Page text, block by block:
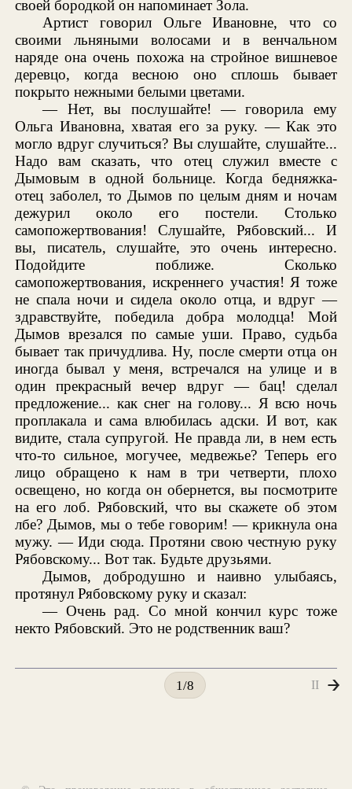
своей бородкой он напоминает Зола.
Артист говорил Ольге Ивановне, что со
своими льняными волосами и в венчальном
наряде она очень похожа на стройное вишневое
деревцо, когда весною оно сплошь бывает
покрыто нежными белыми цветами.
— Нет, вы послушайте! — говорила ему
Ольга Ивановна, хватая его за руку. — Как это
могло вдруг случиться? Вы слушайте, слушайте...
Надо вам сказать, что отец служил вместе с
Дымовым в одной больнице. Когда бедняжка-
отец заболел, то Дымов по целым дням и ночам
дежурил около его постели. Столько
самопожертвования! Слушайте, Рябовский... И
вы, писатель, слушайте, это очень интересно.
Подойдите поближе. Сколько
самопожертвования, искреннего участия! Я тоже
не спала ночи и сидела около отца, и вдруг —
здравствуйте, победила добра молодца! Мой
Дымов врезался по самые уши. Право, судьба
бывает так причудлива. Ну, после смерти отца он
иногда бывал у меня, встречался на улице и в
один прекрасный вечер вдруг — бац! сделал
предложение... как снег на голову... Я всю ночь
проплакала и сама влюбилась адски. И вот, как
видите, стала супругой. Не правда ли, в нем есть
что-то сильное, могучее, медвежье? Теперь его
лицо обращено к нам в три четверти, плохо
освещено, но когда он обернется, вы посмотрите
на его лоб. Рябовский, что вы скажете об этом
лбе? Дымов, мы о тебе говорим! — крикнула она
мужу. — Иди сюда. Протяни свою честную руку
Рябовскому... Вот так. Будьте друзьями.
Дымов, добродушно и наивно улыбаясь,
протянул Рябовскому руку и сказал:
— Очень рад. Со мной кончил курс тоже
некто Рябовский. Это не родственник ваш?
1/8 II